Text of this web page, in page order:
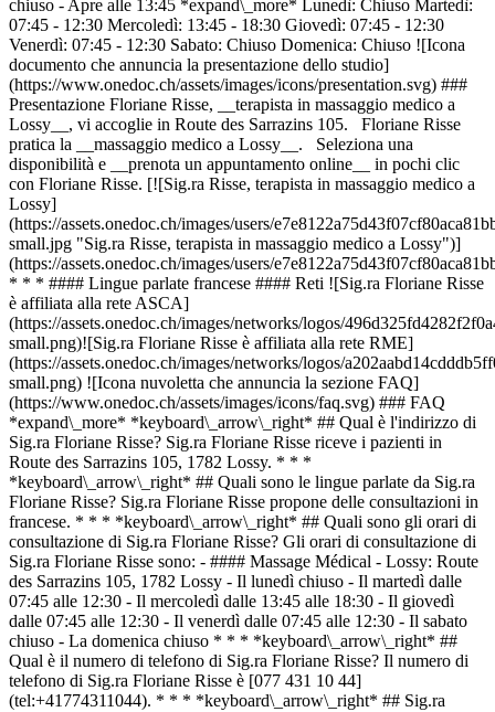
chiuso - Apre alle 13:45 *expand\_more* Lunedì: Chiuso Martedì:
07:45 - 12:30 Mercoledì: 13:45 - 18:30 Giovedì: 07:45 - 12:30
Venerdì: 07:45 - 12:30 Sabato: Chiuso Domenica: Chiuso ![Icona
documento che annuncia la presentazione dello studio]
(https://www.onedoc.ch/assets/images/icons/presentation.svg) ###
Presentazione Floriane Risse, __terapista in massaggio medico a
Lossy__, vi accoglie in Route des Sarrazins 105. Floriane Risse
pratica la __massaggio medico a Lossy__. Seleziona una
disponibilità e __prenota un appuntamento online__ in pochi clic
con Floriane Risse. [![Sig.ra Risse, terapista in massaggio medico a
Lossy]
(https://assets.onedoc.ch/images/users/
small.jpg "Sig.ra Risse, terapista in massaggio medico a Lossy")]
(https://assets.onedoc.ch/images/users/
* * * #### Lingue parlate francese #### Reti ![Sig.ra Floriane Risse
è affiliata alla rete ASCA]
(https://assets.onedoc.ch/images/networks/logos/
small.png)![Sig.ra Floriane Risse è affiliata alla rete RME]
(https://assets.onedoc.ch/images/networks/logos/
small.png) ![Icona nuvoletta che annuncia la sezione FAQ]
(https://www.onedoc.ch/assets/images/icons/faq.svg) ### FAQ
*expand\_more* *keyboard\_arrow\_right* ## Qual è l'indirizzo di
Sig.ra Floriane Risse? Sig.ra Floriane Risse riceve i pazienti in
Route des Sarrazins 105, 1782 Lossy. * * *
*keyboard\_arrow\_right* ## Quali sono le lingue parlate da Sig.ra
Floriane Risse? Sig.ra Floriane Risse propone delle consultazioni in
francese. * * * *keyboard\_arrow\_right* ## Quali sono gli orari di
consultazione di Sig.ra Floriane Risse? Gli orari di consultazione di
Sig.ra Floriane Risse sono: - #### Massage Médical - Lossy: Route
des Sarrazins 105, 1782 Lossy - Il lunedì chiuso - Il martedì dalle
07:45 alle 12:30 - Il mercoledì dalle 13:45 alle 18:30 - Il giovedì
dalle 07:45 alle 12:30 - Il venerdì dalle 07:45 alle 12:30 - Il sabato
chiuso - La domenica chiuso * * * *keyboard\_arrow\_right* ##
Qual è il numero di telefono di Sig.ra Floriane Risse? Il numero di
telefono di Sig.ra Floriane Risse è [077 431 10 44]
(tel:+41774311044). * * * *keyboard\_arrow\_right* ## Sig.ra